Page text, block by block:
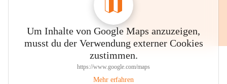
Um Inhalte von Google Maps anzuzeigen,
musst du der Verwendung externer Cookies
zustimmen.
https://www.google.com/maps
Mehr erfahren